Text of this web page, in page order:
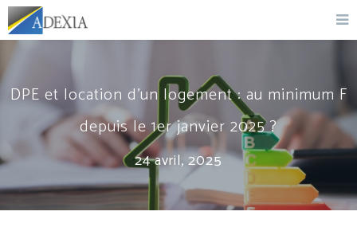
DPE et location d'un logement : au minimum F
depuis le 1er janvier 2025 ?
24 avril, 2025